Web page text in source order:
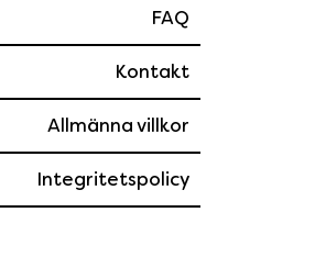
FAQ
Kontakt
Allmänna villkor
Integritetspolicy